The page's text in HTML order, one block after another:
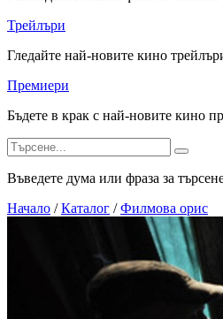
Трейлъри
Гледайте най-новите кино
Премиери
Бъдете в крак с най-новите кино
Въведете дума или фраза за
Начало / Каталог / Филмова орис